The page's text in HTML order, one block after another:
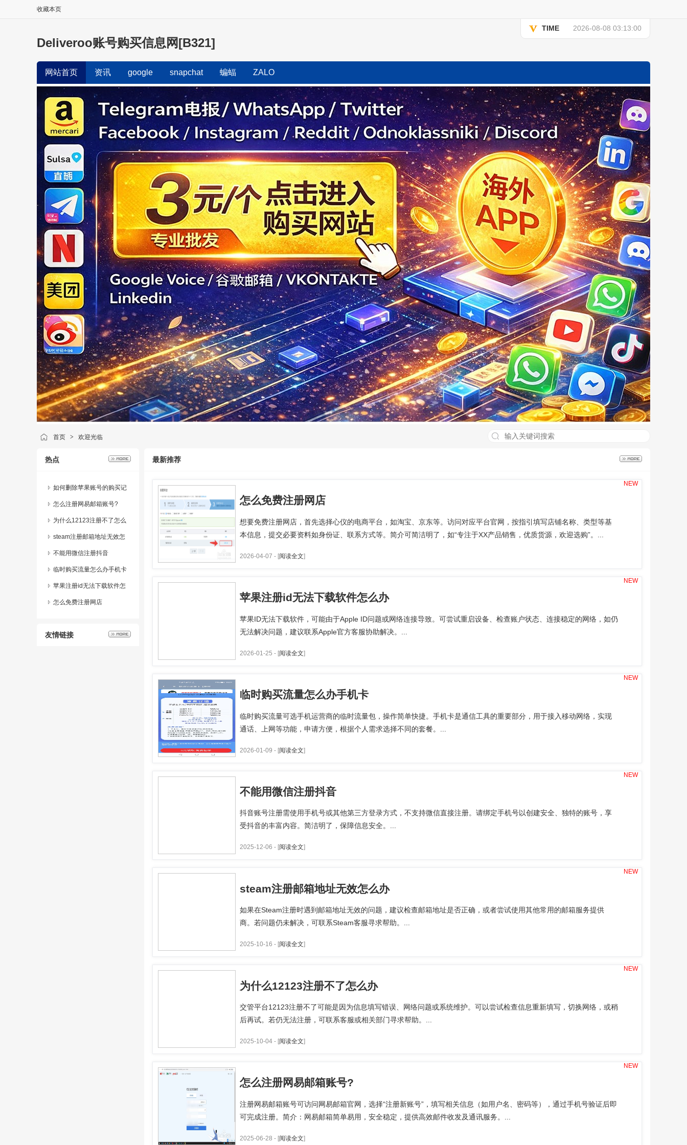
收藏本页
TIME 2026-08-08 03:13:00
Deliveroo账号购买信息网[B321]
网站首页 资讯 google snapchat 蝙蝠 ZALO
首页 > 欢迎光临
热点
如何删除苹果账号的购买记
录
怎么注册网易邮箱账号?
为什么12123注册不了怎么
办
steam注册邮箱地址无效怎
么办
不能用微信注册抖音
临时购买流量怎么办手机卡
苹果注册id无法下载软件怎
么办
怎么免费注册网店
友情链接
最新推荐
怎么免费注册网店
想要免费注册网店，首先选择心仪的电商平台，如淘宝、京东等。访问对应平台官网，按指引填写店铺名称、类型等基
本信息，提交必要资料如身份证、联系方式等。简介可简洁明了，如“专注于XX产品销售，优质货源，欢迎选购”。...
2026-04-07 - [阅读全文]
NEW
苹果注册id无法下载软件怎么办
苹果ID无法下载软件，可能由于Apple ID问题或网络连接导致。可尝试重启设备、检查账户状态、连接稳定的网络，如仍
无法解决问题，建议联系Apple官方客服协助解决。...
2026-01-25 - [阅读全文]
NEW
临时购买流量怎么办手机卡
临时购买流量可选手机运营商的临时流量包，操作简单快捷。手机卡是通信工具的重要部分，用于接入移动网络，实现
通话、上网等功能，申请方便，根据个人需求选择不同的套餐。...
2026-01-09 - [阅读全文]
NEW
不能用微信注册抖音
抖音账号注册需使用手机号或其他第三方登录方式，不支持微信直接注册。请绑定手机号以创建安全、独特的账号，享
受抖音的丰富内容。简洁明了，保障信息安全。...
2025-12-06 - [阅读全文]
NEW
steam注册邮箱地址无效怎么办
如果在Steam注册时遇到邮箱地址无效的问题，建议检查邮箱地址是否正确，或者尝试使用其他常用的邮箱服务提供
商。若问题仍未解决，可联系Steam客服寻求帮助。...
2025-10-16 - [阅读全文]
NEW
为什么12123注册不了怎么办
交管平台12123注册不了可能是因为信息填写错误、网络问题或系统维护。可以尝试检查信息重新填写，切换网络，或稍
后再试。若仍无法注册，可联系客服或相关部门寻求帮助。...
2025-10-04 - [阅读全文]
NEW
怎么注册网易邮箱账号?
注册网易邮箱账号可访问网易邮箱官网，选择“注册新账号”，填写相关信息（如用户名、密码等），通过手机号验证后即
可完成注册。简介：网易邮箱简单易用，安全稳定，提供高效邮件收发及通讯服务。...
2025-06-28 - [阅读全文]
NEW